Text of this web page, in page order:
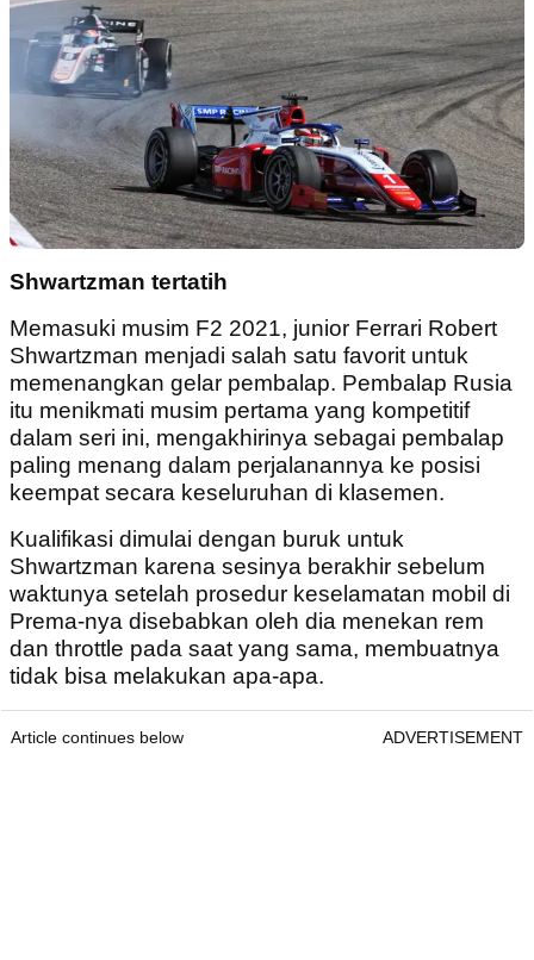
Shwartzman tertatih
Memasuki musim F2 2021, junior Ferrari Robert
Shwartzman menjadi salah satu favorit untuk
memenangkan gelar pembalap. Pembalap Rusia
itu menikmati musim pertama yang kompetitif
dalam seri ini, mengakhirinya sebagai pembalap
paling menang dalam perjalanannya ke posisi
keempat secara keseluruhan di klasemen.
Kualifikasi dimulai dengan buruk untuk
Shwartzman karena sesinya berakhir sebelum
waktunya setelah prosedur keselamatan mobil di
Prema-nya disebabkan oleh dia menekan rem
dan throttle pada saat yang sama, membuatnya
tidak bisa melakukan apa-apa.
Article continues below ADVERTISEMENT